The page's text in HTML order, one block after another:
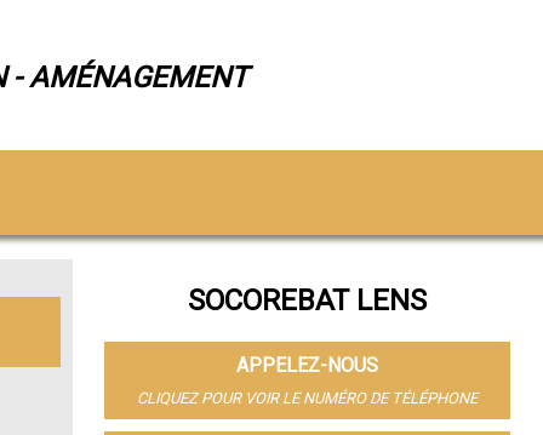
- AMÉNAGEMENT
SOCOREBAT LENS
APPELEZ-NOUS
CLIQUEZ POUR VOIR LE NUMÉRO DE TÉLÉPHONE